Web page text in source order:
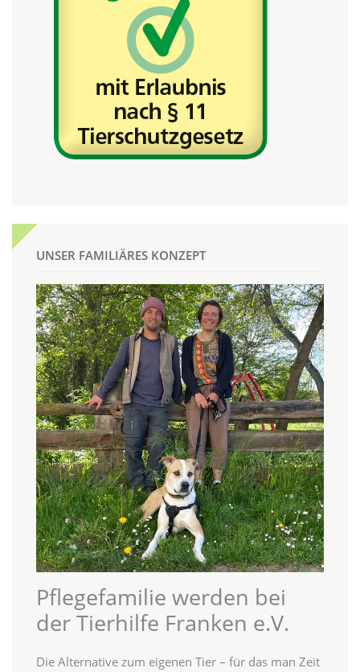
UNSER FAMILIÄRES KONZEPT
Pflegefamilie werden bei
der Tierhilfe Franken e.V.
Die Alternative zum eigenen Tier – für das man Zeit